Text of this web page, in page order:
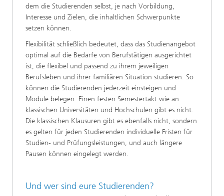
dem die Studierenden selbst, je nach Vorbildung,
Interesse und Zielen, die inhaltlichen Schwerpunkte
setzen können.
Flexibilität schließlich bedeutet, dass das Studienangebot
optimal auf die Bedarfe von Berufstätigen ausgerichtet
ist, die flexibel und passend zu ihrem jeweiligen
Berufsleben und ihrer familiären Situation studieren. So
können die Studierenden jederzeit einsteigen und
Module belegen. Einen festen Semestertakt wie an
klassischen Universitäten und Hochschulen gibt es nicht.
Die klassischen Klausuren gibt es ebenfalls nicht, sondern
es gelten für jeden Studierenden individuelle Fristen für
Studien- und Prüfungsleistungen, und auch längere
Pausen können eingelegt werden.
Und wer sind eure Studierenden?